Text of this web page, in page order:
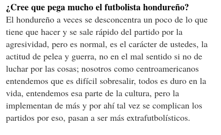
¿Cree que pega mucho el futbolista hondureño?
El hondureño a veces se desconcentra un poco de lo que
tiene que hacer y se sale rápido del partido por la
agresividad, pero es normal, es el carácter de ustedes, la
actitud de pelea y guerra, no en el mal sentido si no de
luchar por las cosas; nosotros como centroamericanos
entendemos que es difícil sobresalir, todos es duro en la
vida, entendemos esa parte de la cultura, pero la
implementan de más y por ahí tal vez se complican los
partidos por eso, pasan a ser más extrafutbolísticos.